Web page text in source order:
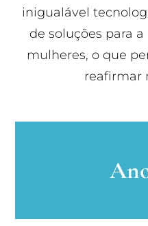
inigualável
de soluções para
mulheres, o que
reafirmar